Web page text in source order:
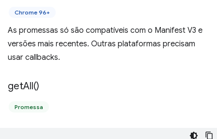
Chrome 96+
As promessas só são compatíveis com o Manifest V3 e
versões mais recentes. Outras plataformas precisam
usar callbacks.
getAll()
Promessa